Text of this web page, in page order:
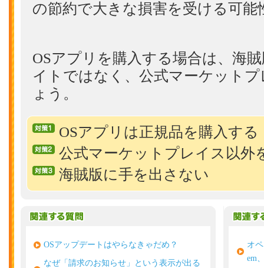
の節約で大きな損害を受ける可能
OSアプリを購入する場合は、海
イトではなく、公式マーケット
ょう。
OSアプリは正規品を購入する
公式マーケットプレイス以外
海賊版に手を出さない
OSアップデートはやらなきゃだめ？
なぜ「請求のお知らせ」という表示が出る
オ
em